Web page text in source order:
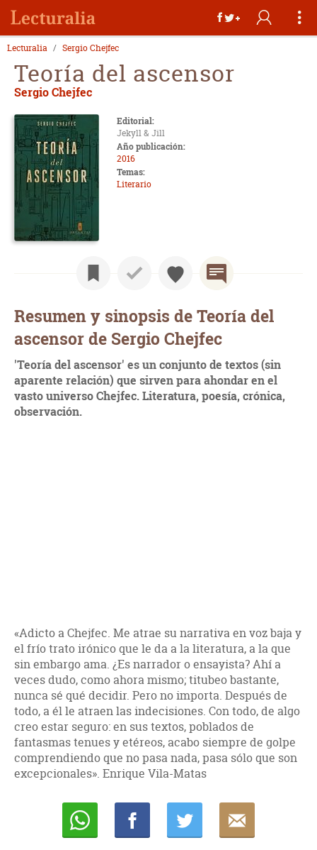
Lecturalia Sergio Chejfec
Teoría del ascensor
Sergio Chejfec
Editorial:
Jekyll & Jill
Año publicación:
2016
Temas:
Literario
Resumen y sinopsis de Teoría del
ascensor de Sergio Chejfec
'Teoría del ascensor' es un conjunto de textos (sin
aparente relación) que sirven para ahondar en el
vasto universo Chejfec. Literatura, poesía, crónica,
observación.
«Adicto a Chejfec. Me atrae su narrativa en voz baja y
el frío trato irónico que le da a la literatura, a la que
sin embargo ama. ¿Es narrador o ensayista? Ahí a
veces dudo, como ahora mismo; titubeo bastante,
nunca sé qué decidir. Pero no importa. Después de
todo, a él le atraen las indecisiones. Con todo, de algo
creo estar seguro: en sus textos, poblados de
fantasmas tenues y etéreos, acabo siempre de golpe
comprendiendo que no pasa nada, pasa sólo que son
excepcionales». Enrique Vila-Matas